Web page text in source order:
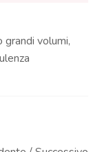
volumi,